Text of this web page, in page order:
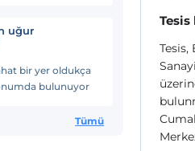
seçimim.
uğur
bir yer oldukça
bulunuyor
Tümü